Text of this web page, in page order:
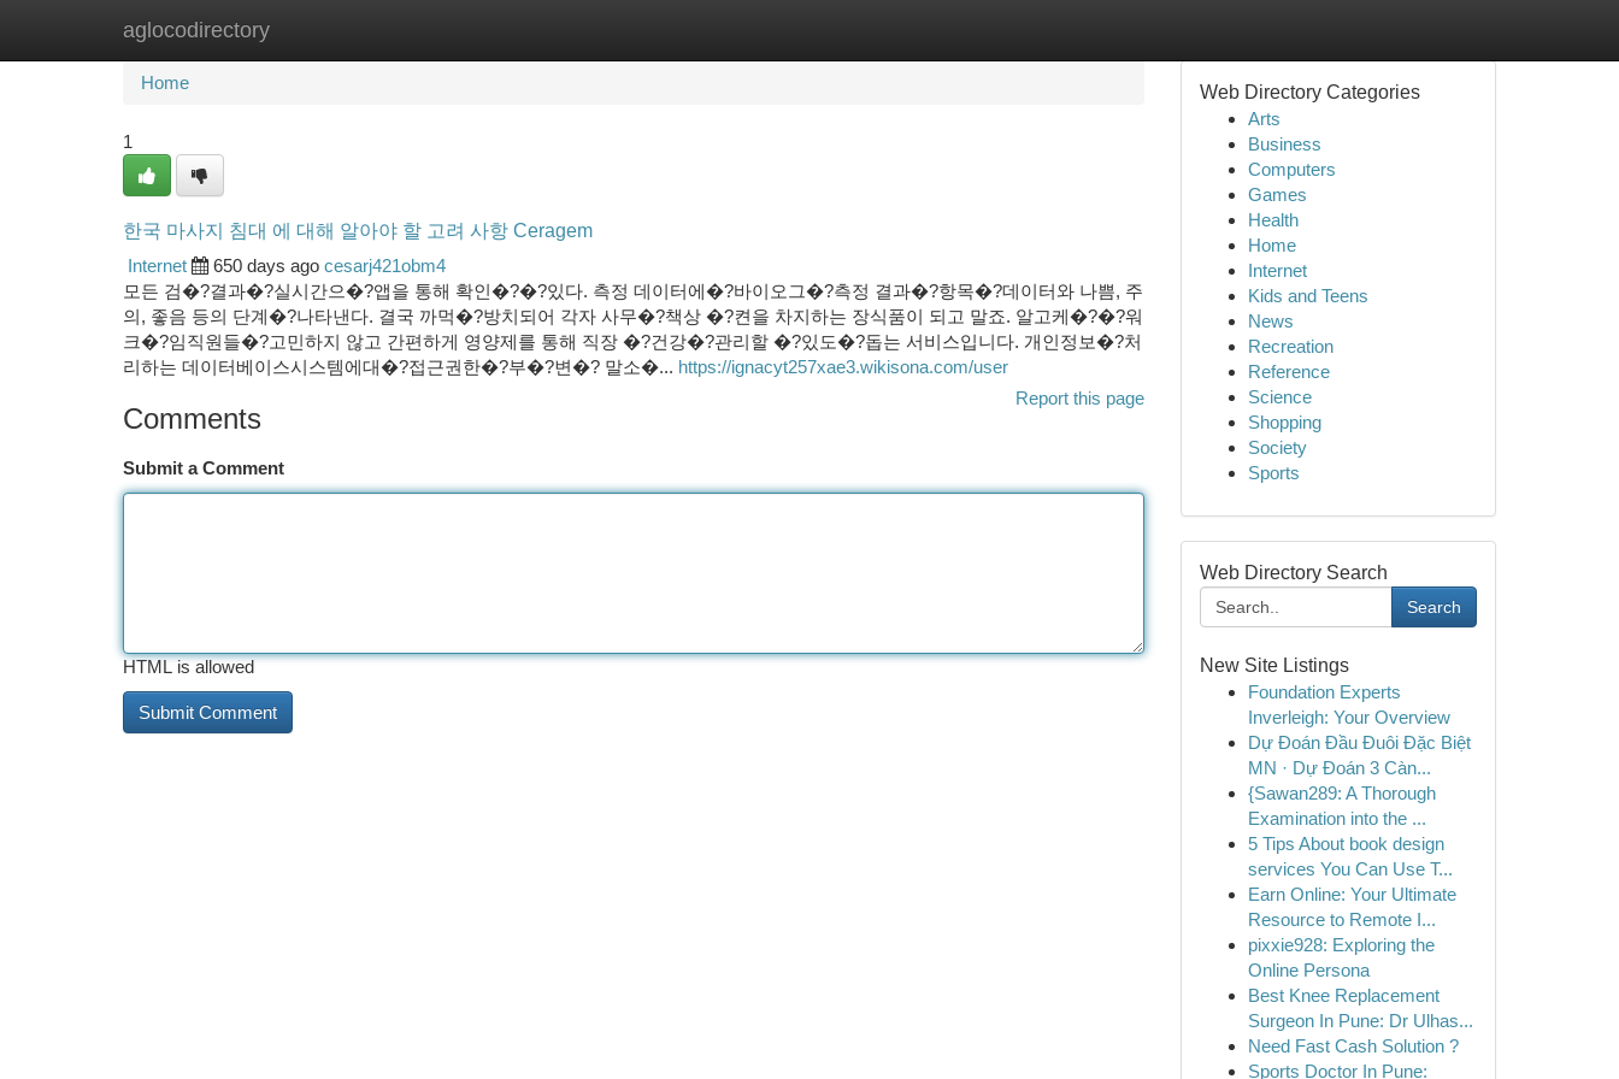
aglocodirectory
Home New Site Listings
Home
1
한국 마사지 침대 에 대해 알아야 할 고려 사항 Ceragem
Internet
650 days ago cesarj421obm4
모든 검�?결과�?실시간으�?앱을 통해 확인�?�?있다. 측정 데이터에�?바이오그�?측정 결과�?항목�?데이터와 나쁨, 주
의, 좋음 등의 단계�?나타낸다. 결국 까먹�?방치되어 각자 사무�?책상 �?켠을 차지하는 장식품이 되고 말죠. 알고케�?�?워
크�?임직원들�?고민하지 않고 간편하게 영양제를 통해 직장 �?건강�?관리할 �?있도�?돕는 서비스입니다. 개인정보�?처
리하는 데이터베이스시스템에대�?접근권한�?부�?변�? 말소�... https://ignacyt257xae3.wikisona.com/user
Report this page
Comments
Submit a Comment
HTML is allowed
Web Directory Categories
Arts
Business
Computers
Games
Health
Home
Internet
Kids and Teens
News
Recreation
Reference
Science
Shopping
Society
Sports
Web Directory Search
Search
New Site Listings
Foundation Experts
Inverleigh: Your Overview
Dự Đoán Đầu Đuôi Đặc Biệt
MN · Dự Đoán 3 Càn...
{Sawan289: A Thorough
Examination into the ...
5 Tips About book design
services You Can Use T...
Earn Online: Your Ultimate
Resource to Remote I...
pixxie928: Exploring the
Online Persona
Best Knee Replacement
Surgeon In Pune: Dr Ulhas...
Need Fast Cash Solution ?
Sports Doctor In Pune: